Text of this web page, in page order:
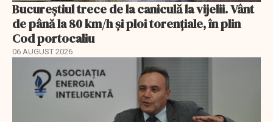
Bucureștiul trece de la caniculă la vijelii. Vânt
de până la 80 km/h și ploi torențiale, în plin
Cod portocaliu
06 AUGUST 2026